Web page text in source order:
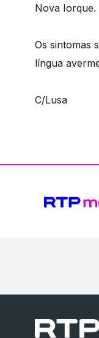
Nova Iorque.
Os sintomas
língua
C/Lusa